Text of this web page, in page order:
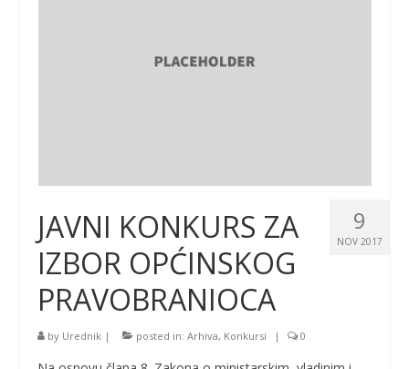
9
NOV 2017
JAVNI KONKURS ZA
IZBOR OPĆINSKOG
PRAVOBRANIOCA
by Urednik | posted in: Arhiva, Konkursi | 0